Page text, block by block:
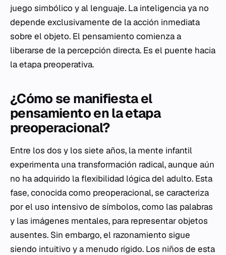
juego simbólico y al lenguaje. La inteligencia ya no
depende exclusivamente de la acción inmediata
sobre el objeto. El pensamiento comienza a
liberarse de la percepción directa. Es el puente hacia
la etapa preoperativa.
¿Cómo se manifiesta el
pensamiento en la etapa
preoperacional?
Entre los dos y los siete años, la mente infantil
experimenta una transformación radical, aunque aún
no ha adquirido la flexibilidad lógica del adulto. Esta
fase, conocida como preoperacional, se caracteriza
por el uso intensivo de símbolos, como las palabras
y las imágenes mentales, para representar objetos
ausentes. Sin embargo, el razonamiento sigue
siendo intuitivo y a menudo rígido. Los niños de esta